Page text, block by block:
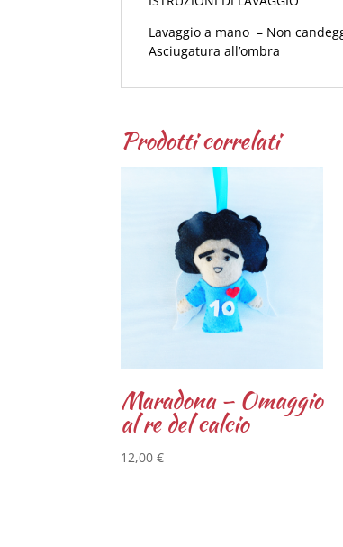
Lavaggio a mano – Non
Asciugatura all’ombra
Prodotti correlati
Maradona – Omaggio
al re del calcio
12,00€